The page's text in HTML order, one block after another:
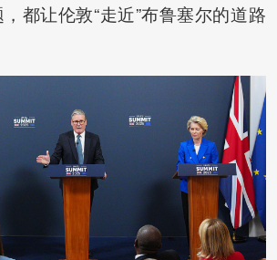
都让伦敦“走近”布鲁塞尔的道路